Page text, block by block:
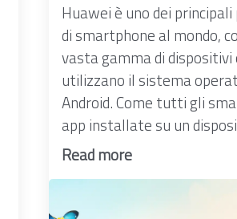
Huawei è uno dei
di smartphone al mondo,
vasta gamma di dispositivi
utilizzano il sistema
Android. Come tutti gli
app installate su un
Read more